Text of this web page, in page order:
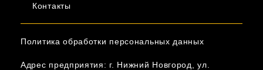
Контакты
Политика обработки персональных данных
Адрес предприятия: г. Нижний Новгород, ул.